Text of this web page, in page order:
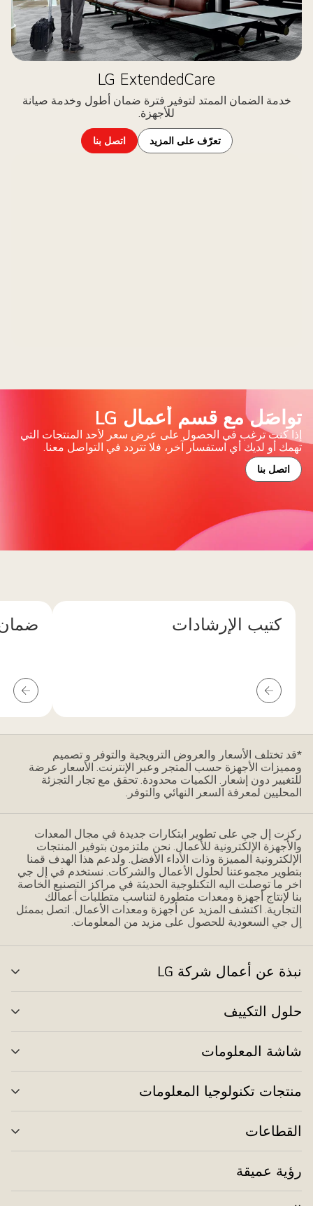
LG ExtendedCare
خدمة الضمان الممتد لتوفير فترة ضمان أطول وخدمة صيانة
للأجهزة.
تعرّف على المزيد اتصل بنا
تحتوي
كبيرة،
بسيط
تواصَل مع قسم أعمال LG
إذا كنت ترغب في الحصول على عرض سعر لأحد المنتجات التي
تهمك أو لديك أي استفسار آخر، فلا تتردد في التواصل معنا.
اتصل بنا
كتيب الإرشادات
كتيب
الإرشادات
ضمان
*قد تختلف الأسعار والعروض الترويجية والتوفر و تصميم
ومميزات الأجهزة حسب المتجر وعبر الإنترنت. الأسعار عرضة
للتغيير دون إشعار. الكميات محدودة. تحقق مع تجار التجزئة
المحليين لمعرفة السعر النهائي والتوفر.
ركزت إل جي على تطوير ابتكارات جديدة في مجال المعدات
والأجهزة الإلكترونية للأعمال. نحن ملتزمون بتوفير المنتجات
الإلكترونية المميزة وذات الأداء الأفضل. ولدعم هذا الهدف قمنا
بتطوير مجموعتنا لحلول الأعمال والشركات. نستخدم في إل جي
اخر ما توصلت اليه التكنلوجية الحديثة في مراكز التصنيع الخاصة
بنا لإنتاج أجهزة ومعدات متطورة لتناسب متطلبات أعمالك
التجارية. اكتشف المزيد عن أجهزة ومعدات الأعمال. اتصل بممثل
إل جي السعودية للحصول على مزيد من المعلومات.
نبذة عن أعمال شركة LG
حلول التكييف
شاشة المعلومات
منتجات تكنولوجيا المعلومات
القطاعات
رؤية عميقة